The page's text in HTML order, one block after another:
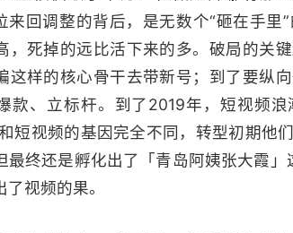
来回调整的背后，是无数个“砸在手里
，死掉的远比活下来的多。破局的关
这样的核心骨干去带新号；到了要纵
款、立标杆。到了2019年，短视频
短视频的基因完全不同，转型初期他
最终还是孵化出了「青岛阿姨张大霞
视频的果。